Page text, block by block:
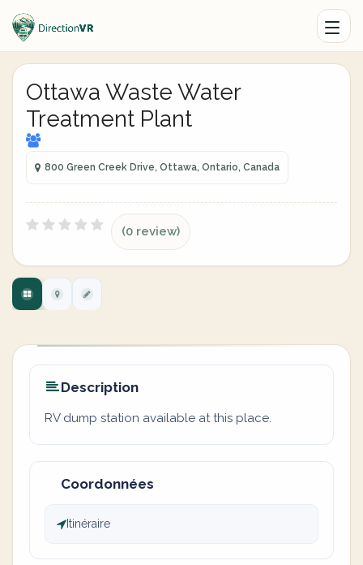
Ottawa Waste Water
Treatment Plant
800 Green Creek Drive, Ottawa, Ontario, Canada
(0 review)
Description
RV dump station available at this place.
Coordonnées
Itinéraire